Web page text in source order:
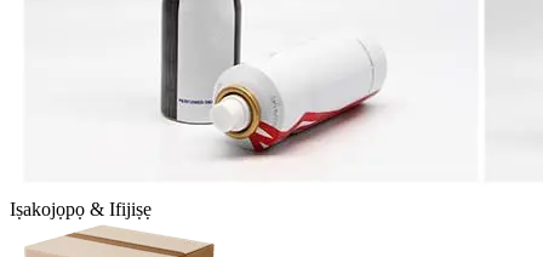
Iṣakojọpọ & Ifijiṣẹ